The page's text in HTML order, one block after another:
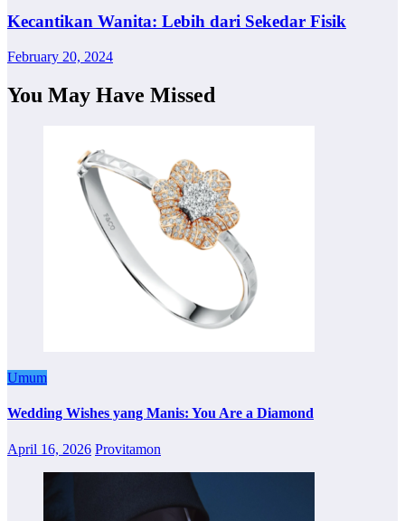
Kecantikan Wanita: Lebih dari Sekedar Fisik
February 20, 2024
You May Have Missed
Umum
Wedding Wishes yang Manis: You Are a Diamond
April 16, 2026 Provitamon